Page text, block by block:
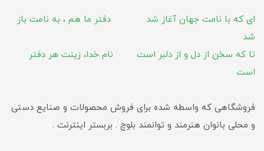
ای که با نامت جهان آغاز شد دفتر ما هم ، به نامت باز
شد
تا که سخن از دل و از دلبر است نام خدا، زینت هر دفتر
است
فروشگاهی که واسطه شده برای فروش محصولات و صنایع دستی
و محلی بانوان هنرمند و توانمند بلوچ . بربستر اینترنت .